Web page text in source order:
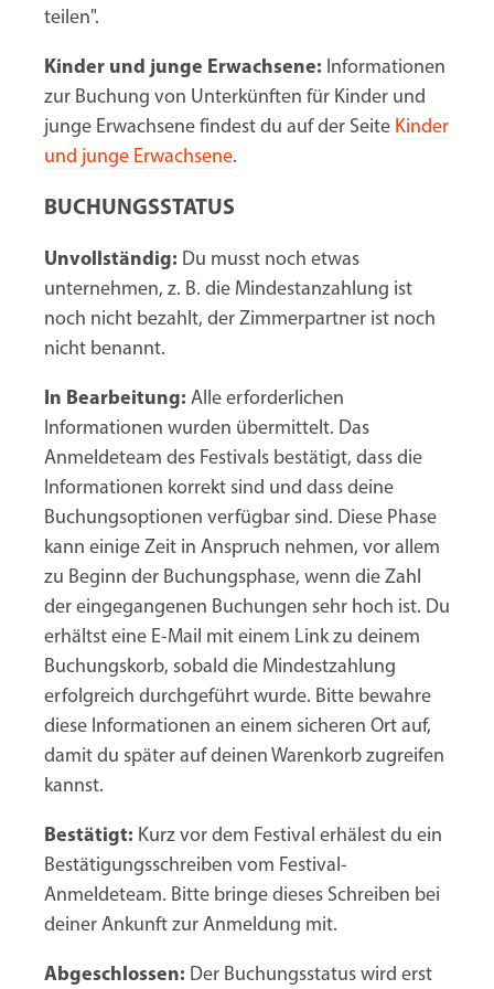
teilen".
Kinder und junge Erwachsene: Informationen
zur Buchung von Unterkünften für Kinder und
junge Erwachsene findest du auf der Seite Kinder
und junge Erwachsene.
BUCHUNGSSTATUS
Unvollständig: Du musst noch etwas
unternehmen, z. B. die Mindestanzahlung ist
noch nicht bezahlt, der Zimmerpartner ist noch
nicht benannt.
In Bearbeitung: Alle erforderlichen
Informationen wurden übermittelt. Das
Anmeldeteam des Festivals bestätigt, dass die
Informationen korrekt sind und dass deine
Buchungsoptionen verfügbar sind. Diese Phase
kann einige Zeit in Anspruch nehmen, vor allem
zu Beginn der Buchungsphase, wenn die Zahl
der eingegangenen Buchungen sehr hoch ist. Du
erhältst eine E-Mail mit einem Link zu deinem
Buchungskorb, sobald die Mindestzahlung
erfolgreich durchgeführt wurde. Bitte bewahre
diese Informationen an einem sicheren Ort auf,
damit du später auf deinen Warenkorb zugreifen
kannst.
Bestätigt: Kurz vor dem Festival erhälest du ein
Bestätigungsschreiben vom Festival-
Anmeldeteam. Bitte bringe dieses Schreiben bei
deiner Ankunft zur Anmeldung mit.
Abgeschlossen: Der Buchungsstatus wird erst